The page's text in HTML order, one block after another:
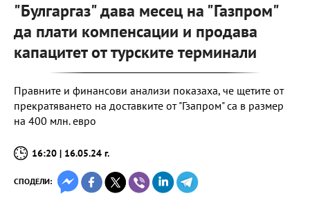
"Булгаргаз" дава месец на "Газпром"
да плати компенсации и продава
капацитет от турските терминали
Правните и финансови анализи показаха, че щетите от
прекратяването на доставките от "Гзапром" са в размер
на 400 млн. евро
16:20 | 16.05.24 г.
СПОДЕЛИ: